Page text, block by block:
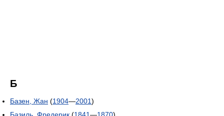
Б
Базен, Жан (1904—2001)